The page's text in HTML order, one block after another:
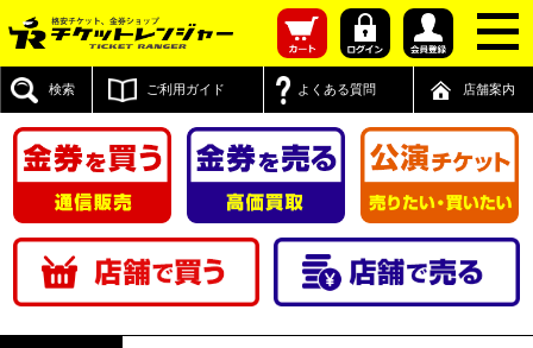
検索 ご利用ガイド よくある質問 店舗案内